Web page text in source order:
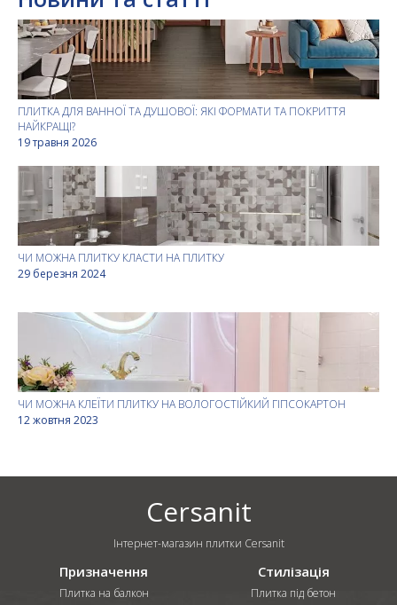
ПЛИТКА ДЛЯ ВАННОЇ ТА ДУШОВОЇ: ЯКІ ФОРМАТИ ТА ПОКРИТТЯ
НАЙКРАЩІ?
19 травня 2026
ЧИ МОЖНА ПЛИТКУ КЛАСТИ НА ПЛИТКУ
29 березня 2024
ЧИ МОЖНА КЛЕЇТИ ПЛИТКУ НА ВОЛОГОСТІЙКИЙ ГІПСОКАРТОН
12 жовтня 2023
Cersanit
Інтернет-магазин плитки Cersanit
Призначення
Плитка на балкон
Стилізація
Плитка під бетон